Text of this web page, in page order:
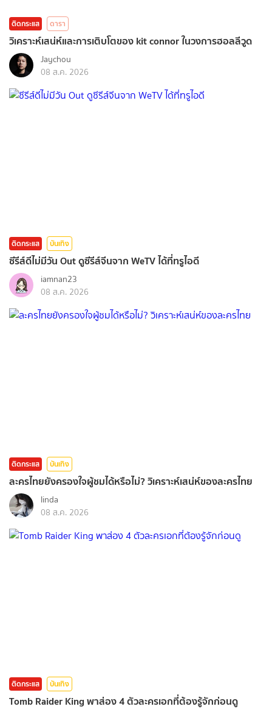
ติดกระแส ดารา
วิเคราะห์เสน่ห์และการเติบโตของ kit connor ในวงการฮอลลีวูด
Jaychou
08 ส.ค. 2026
ติดกระแส บันเทิง
ซีรีส์ดีไม่มีวัน Out ดูซีรีส์จีนจาก WeTV ได้ที่ทรูไอดี
iamnan23
08 ส.ค. 2026
ติดกระแส บันเทิง
ละครไทยยังครองใจผู้ชมได้หรือไม่? วิเคราะห์เสน่ห์ของละครไทย
linda
08 ส.ค. 2026
ติดกระแส บันเทิง
Tomb Raider King พาส่อง 4 ตัวละครเอกที่ต้องรู้จักก่อนดู